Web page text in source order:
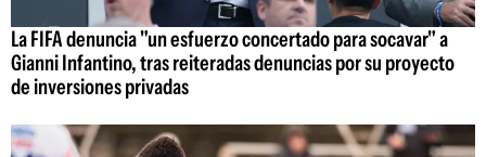
La FIFA denuncia "un esfuerzo concertado para socavar" a
Gianni Infantino, tras reiteradas denuncias por su proyecto
de inversiones privadas